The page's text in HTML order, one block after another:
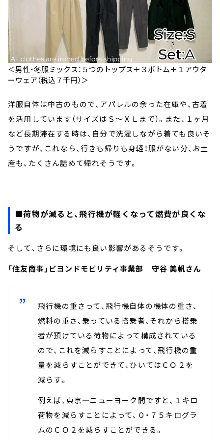
＜男性・冬服ミックス：５つのトップス＋３ボトム＋１アウタ
ーウェア（税込７千円）＞
洋服自体は中古のもので、アパレルの余った在庫や、古着
を活用しています（サイズはＳ～ＸＬまで）。また、１ヶ月
など長期滞在する時は、自分で洗濯しながら着ても良いそ
うですが、これなら、行きも帰りも身軽！服がない分、お土
産も、たくさん詰めて帰れそうです。
■荷物が減ると、飛行機が軽くなって燃費が良くな
る
そして、さらに環境にも良い影響があるそうです。
「住友商事」ビヨンドモビリティ事業部 守谷 美帆さん
飛行機の重さって、飛行機自体の機体の重さ、
燃料の重さ、乗っている搭乗者、それから搭乗
者が預けている荷物によって構成されている
ので、これを減らすことによって、飛行機の重
量を減らすことができて、ひいてはＣＯ２を
減らす。
例えば、東京―ニューヨーク間ですと、１キロ
荷物を減らすことによって、０・７５キログラ
ムのＣＯ２を減らすことができる。